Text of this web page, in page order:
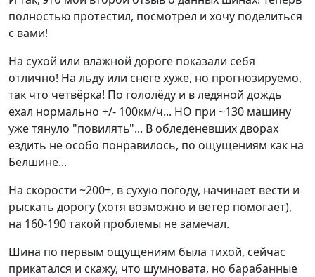
полностью протестил, посмотрел и хочу поделиться
с вами!
На сухой или влажной дороге показали себя
отлично! На льду или снеге хуже, но прогнозируемо,
так что четвёрка! По гололёду и в ледяной дождь
ехал нормально +/- 100км/ч... НО при ~130 машину
уже тянуло "повилять"... В обледеневших дворах
ездить не особо понравилось, по ощущениям как на
Белшине...
На скорости ~200+, в сухую погоду, начинает вести и
рыскать дорогу (хотя возможно и ветер помогает),
на 160-190 такой проблемы не замечал.
Шина по первым ощущениям была тихой, сейчас
прикатался и скажу, что шумновата, но барабанные